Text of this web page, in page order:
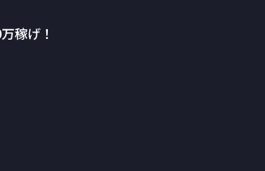
稼げ！